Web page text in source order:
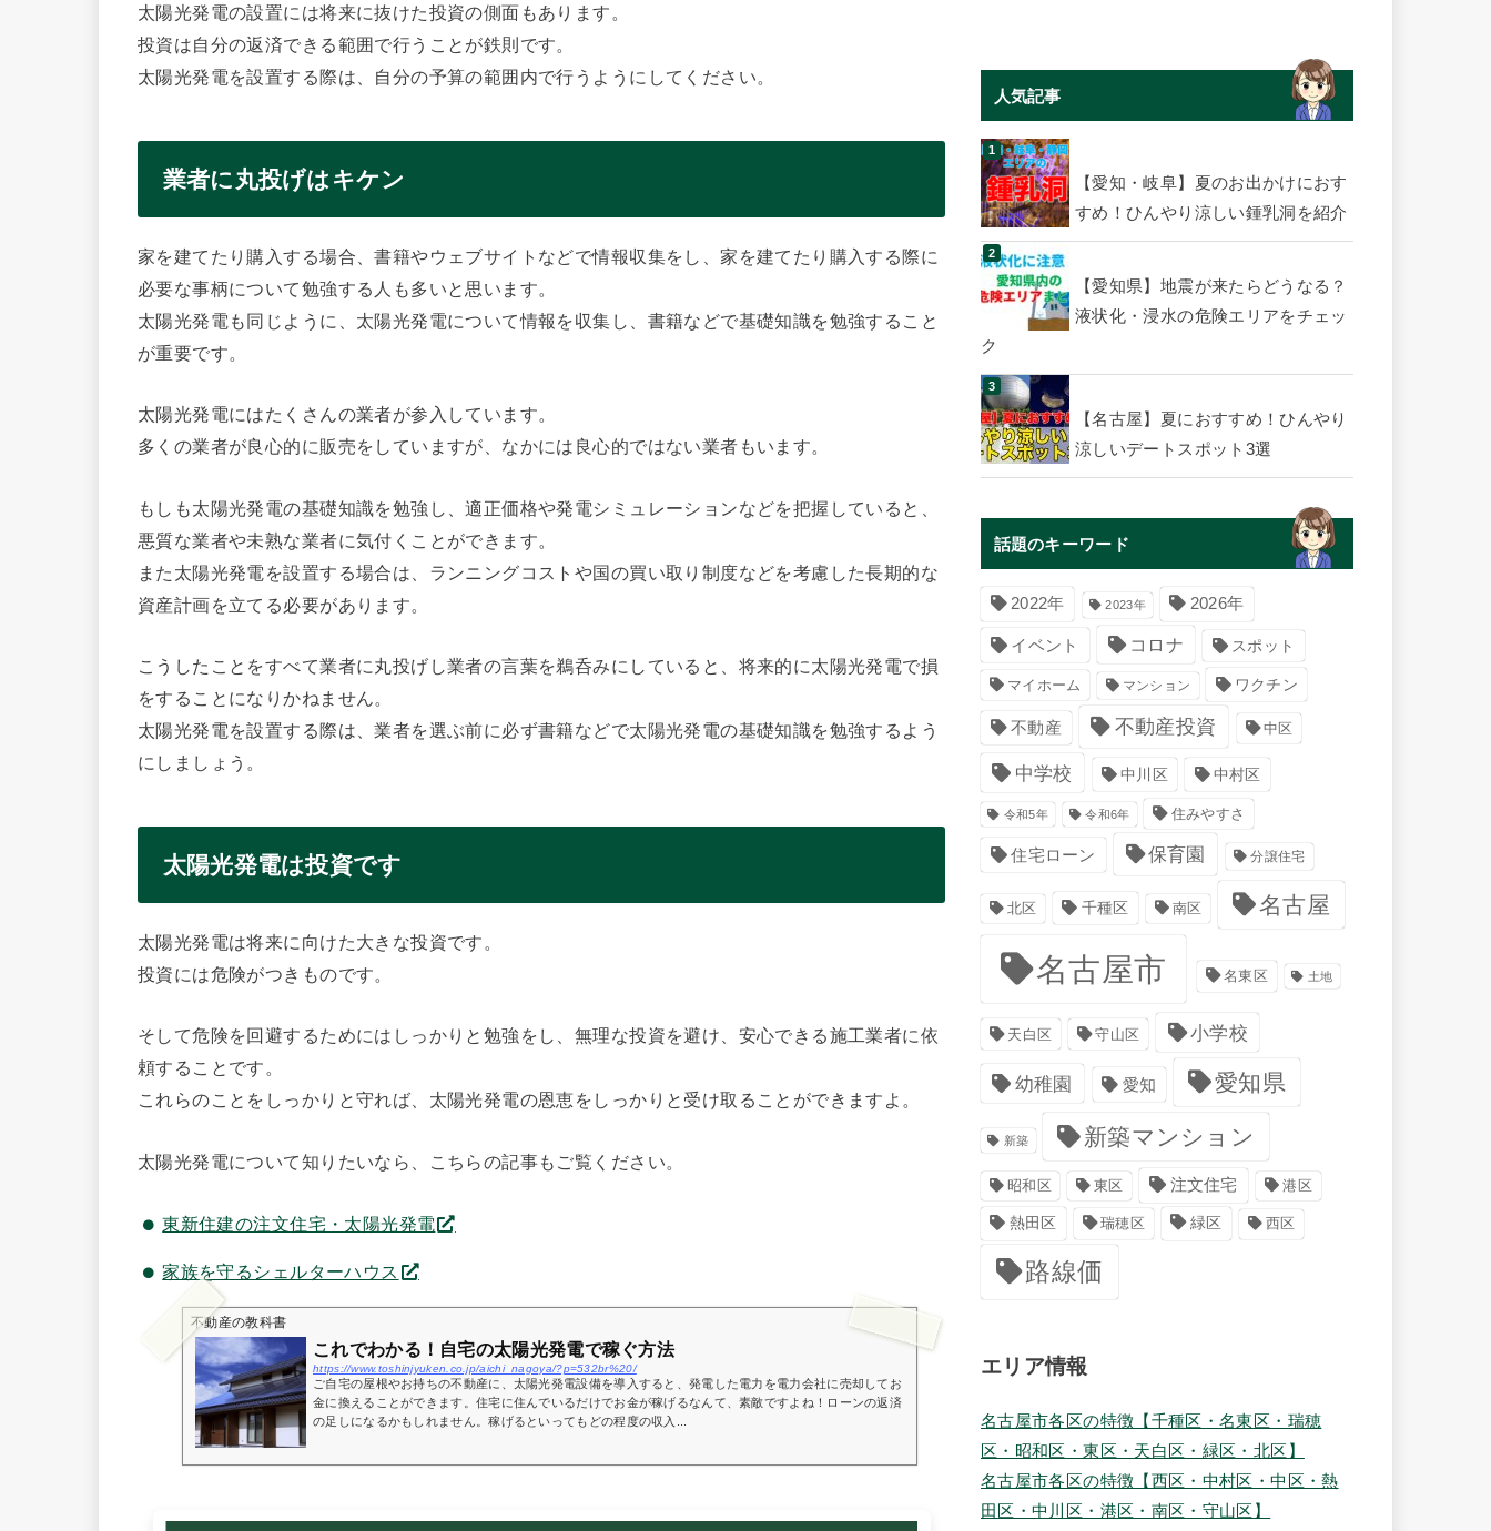
太陽光発電の設置には将来に抜けた投資の側面もあります。
投資は自分の返済できる範囲で行うことが鉄則です。
太陽光発電を設置する際は、自分の予算の範囲内で行うようにしてください。
業者に丸投げはキケン
家を建てたり購入する場合、書籍やウェブサイトなどで情報収集をし、家を建てたり購入する際に
必要な事柄について勉強する人も多いと思います。
太陽光発電も同じように、太陽光発電について情報を収集し、書籍などで基礎知識を勉強すること
が重要です。
太陽光発電にはたくさんの業者が参入しています。
多くの業者が良心的に販売をしていますが、なかには良心的ではない業者もいます。
もしも太陽光発電の基礎知識を勉強し、適正価格や発電シミュレーションなどを把握していると、
悪質な業者や未熟な業者に気付くことができます。
また太陽光発電を設置する場合は、ランニングコストや国の買い取り制度などを考慮した長期的な
資産計画を立てる必要があります。
こうしたことをすべて業者に丸投げし業者の言葉を鵜呑みにしていると、将来的に太陽光発電で損
をすることになりかねません。
太陽光発電を設置する際は、業者を選ぶ前に必ず書籍などで太陽光発電の基礎知識を勉強するよう
にしましょう。
太陽光発電は投資です
太陽光発電は将来に向けた大きな投資です。
投資には危険がつきものです。
そして危険を回避するためにはしっかりと勉強をし、無理な投資を避け、安心できる施工業者に依
頼することです。
これらのことをしっかりと守れば、太陽光発電の恩恵をしっかりと受け取ることができますよ。
太陽光発電について知りたいなら、こちらの記事もご覧ください。
東新住建の注文住宅・太陽光発電
家族を守るシェルターハウス
不動産の教科書
これでわかる！自宅の太陽光発電で稼ぐ方法
https://www.toshinjyuken.co.jp/aichi_nagoya/?p=532br%20/
ご自宅の屋根やお持ちの不動産に、太陽光発電設備を導入すると、発電した電力を電力会社に売却してお
金に換えることができます。住宅に住んでいるだけでお金が稼げるなんて、素敵ですよね！ローンの返済
の足しになるかもしれません。稼げるといってもどの程度の収入...
人気記事
【愛知・岐阜】夏のお出かけにおす
すめ！ひんやり涼しい鍾乳洞を紹介
【愛知県】地震が来たらどうなる？
液状化・浸水の危険エリアをチェッ
ク
【名古屋】夏におすすめ！ひんやり
涼しいデートスポット3選
話題のキーワード
2022年 2023年 2026年
イベント コロナ スポット
マイホーム マンション ワクチン
不動産 不動産投資 中区
中学校 中川区 中村区
令和5年 令和6年 住みやすさ
住宅ローン 保育園 分譲住宅
北区 千種区 南区 名古屋
名古屋市 名東区 土地
天白区 守山区 小学校
幼稚園 愛知 愛知県
新築 新築マンション
昭和区 東区 注文住宅 港区
熱田区 瑞穂区 緑区 西区
路線価
エリア情報
名古屋市各区の特徴【千種区・名東区・瑞穂
区・昭和区・東区・天白区・緑区・北区】
名古屋市各区の特徴【西区・中村区・中区・熱
田区・中川区・港区・南区・守山区】